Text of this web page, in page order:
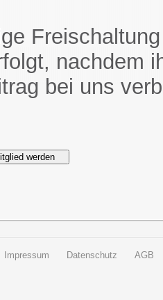
nachdem
bei uns
Impressum Datenschutz AGB